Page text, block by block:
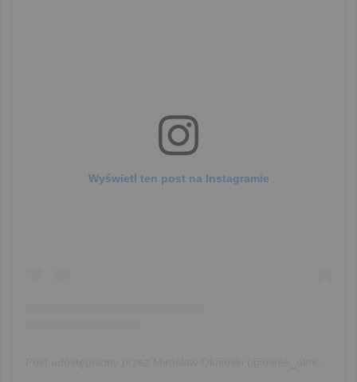
Wyświetl ten post na Instagramie